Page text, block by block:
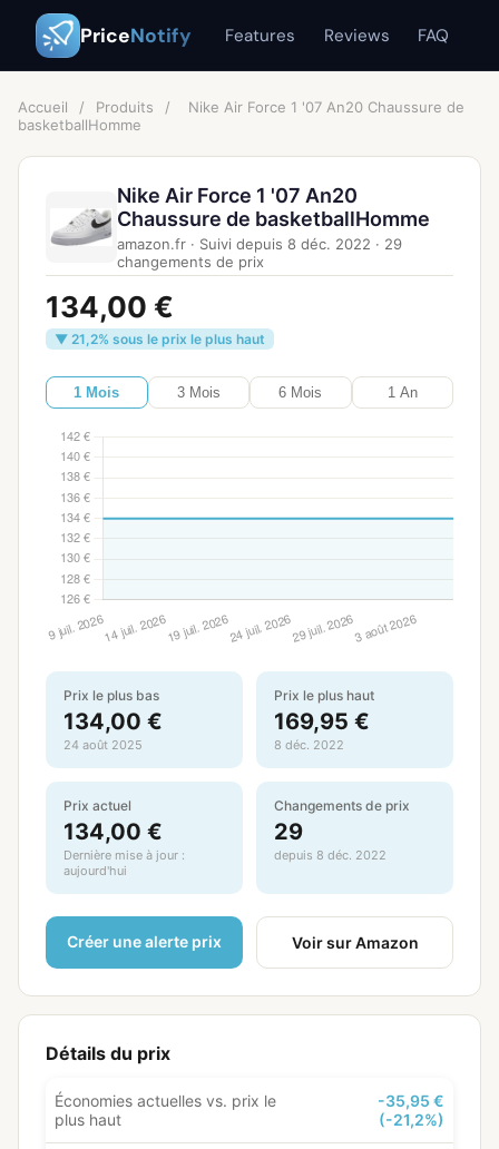
PriceNotify Features Reviews FAQ
Accueil / Produits /
Nike Air Force 1 '07 An20 Chaussure de
basketballHomme
Nike Air Force 1 '07 An20
Chaussure de basketballHomme
amazon.fr · Suivi depuis 8 déc. 2022 · 29
changements de prix
134,00 €
▼ 21,2% sous le prix le plus haut
1 Mois 3 Mois 6 Mois 1 An
Prix le plus bas
134,00 €
24 août 2025
Prix le plus haut
169,95 €
8 déc. 2022
Prix actuel
134,00 €
Dernière mise à jour :
aujourd'hui
Changements de prix
29
depuis 8 déc. 2022
Créer une alerte prix Voir sur Amazon
Détails du prix
Économies actuelles vs. prix le
plus haut
-35,95 €
(-21,2%)